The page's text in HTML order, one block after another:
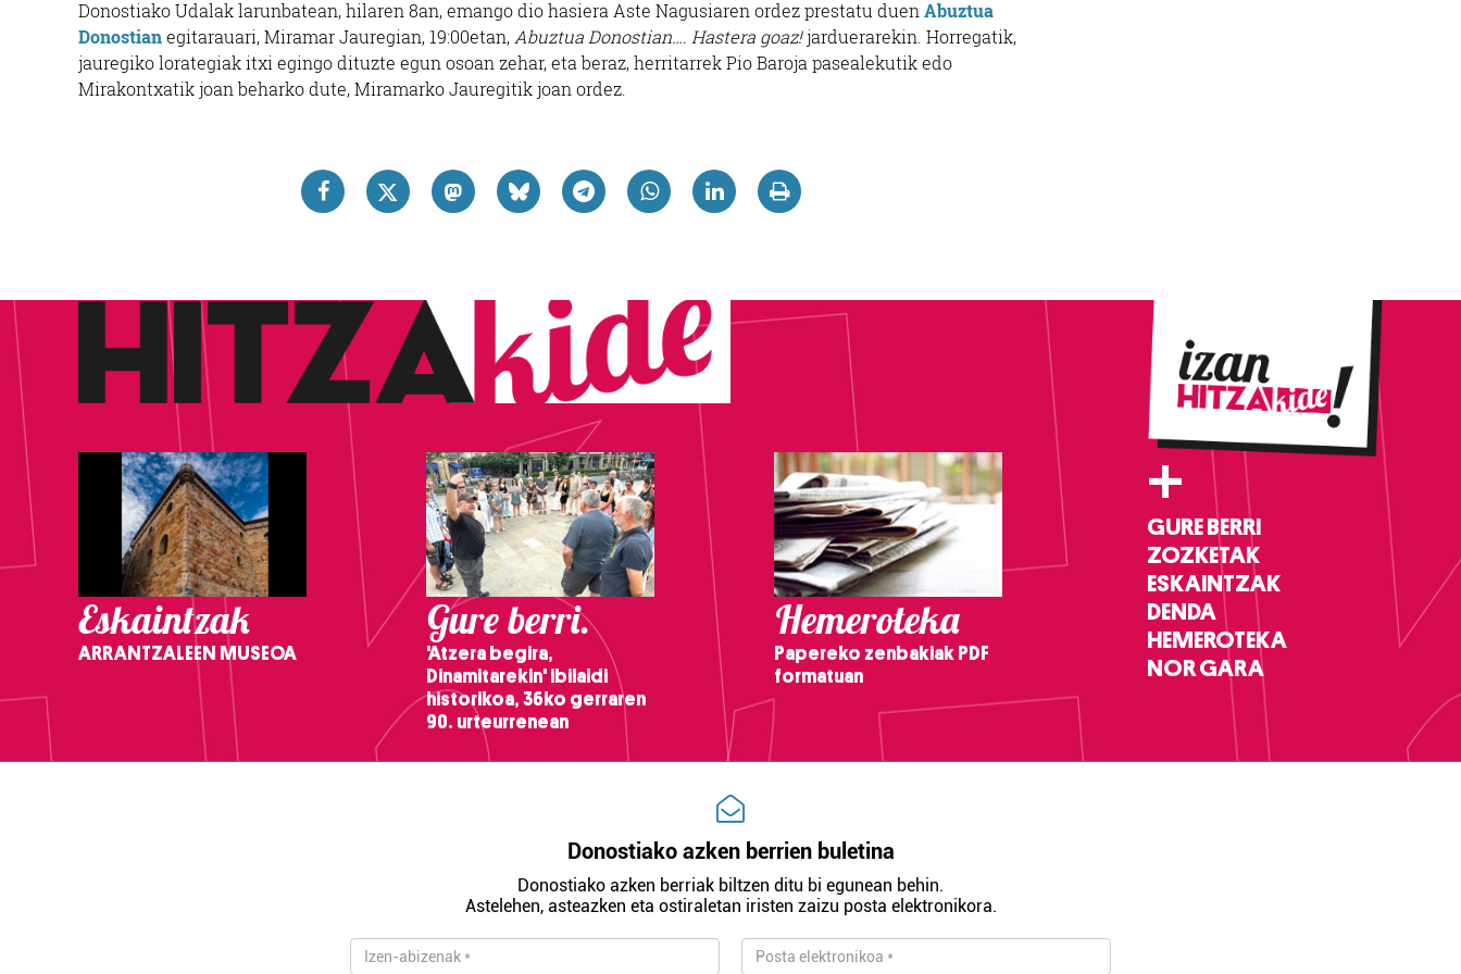
Donostiako Udalak larunbatean, hilaren 8an, emango dio hasiera Aste Nagusiaren ordez prestatu duenAbuztua
Donostianegitarauari, Miramar Jauregian, 19:00etan,Abuztua Donostian…. Hastera goaz!jarduerarekin. Horregatik,
jauregiko lorategiak itxi egingo dituzte egun osoan zehar, eta beraz, herritarrek Pio Baroja pasealekutik edo
Mirakontxatik joan beharko dute, Miramarko Jauregitik joan ordez.
Eskaintzak
ARRANTZALEEN MUSEOA
Gure berri.
'Atzera begira,
Dinamitarekin' ibilaldi
historikoa, 36ko gerraren
90. urteurrenean
Hemeroteka
Papereko zenbakiak PDF
formatuan
+
GURE BERRI
ZOZKETAK
ESKAINTZAK
DENDA
HEMEROTEKA
NOR GARA
Donostiako azken berrien buletina
Donostiako azken berriak biltzen ditu bi egunean behin.
Astelehen, asteazken eta ostiraletan iristen zaizu posta elektronikora.